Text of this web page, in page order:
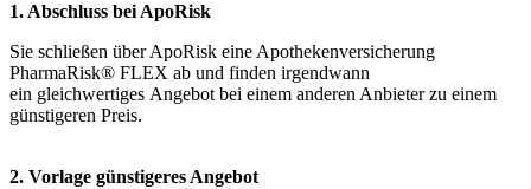
1. Abschluss bei ApoRisk
Sie schließen über ApoRisk eine Apothekenversicherung
PharmaRisk® FLEX ab und finden irgendwann
ein gleichwertiges Angebot bei einem anderen Anbieter zu einem
günstigeren Preis.
2. Vorlage günstigeres Angebot